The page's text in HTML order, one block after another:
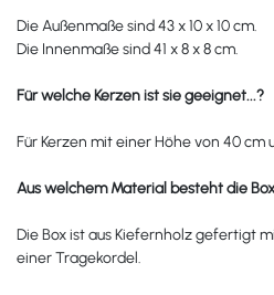
Die Außenmaße sind 43 x 10 x 10 cm.
Die Innenmaße sind 41 x 8 x 8 cm.
Für welche Kerzen ist sie geeignet...?
Für Kerzen mit einer Höhe von 40 cm
Aus welchem Material besteht die Box
Die Box ist aus Kiefernholz gefertigt
einer Tragekordel.